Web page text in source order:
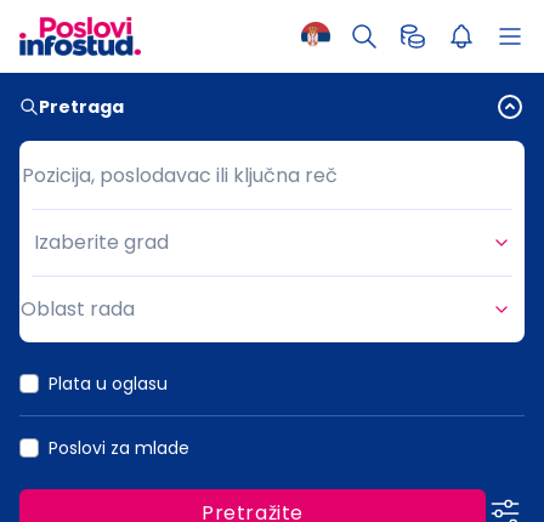
Pretraga
Pozicija, poslodavac ili ključna reč
Pozicija, poslodavac ili ključna reč
Grad
Izaberite grad
Oblast rada
Plata u oglasu
Poslovi za mlade
Pretražite